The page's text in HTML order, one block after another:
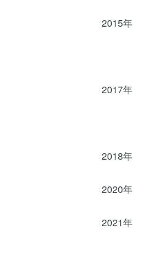
2015年
2017年
2018年
2020年
2021年